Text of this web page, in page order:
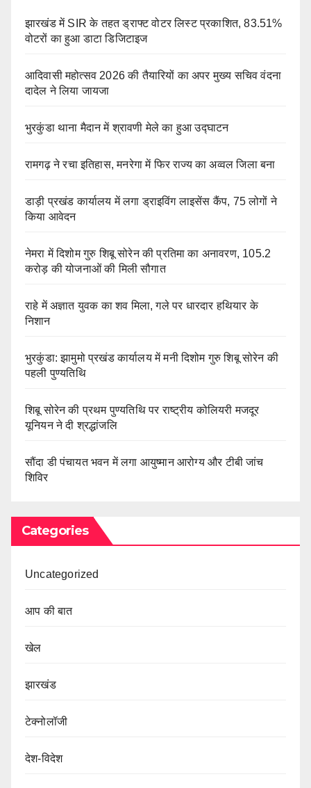
झारखंड में SIR के तहत ड्राफ्ट वोटर लिस्ट प्रकाशित, 83.51%
वोटरों का हुआ डाटा डिजिटाइज
आदिवासी महोत्सव 2026 की तैयारियों का अपर मुख्य सचिव वंदना
दादेल ने लिया जायजा
भुरकुंडा थाना मैदान में श्रावणी मेले का हुआ उद्घाटन
रामगढ़ ने रचा इतिहास, मनरेगा में फिर राज्य का अव्वल जिला बना
डाड़ी प्रखंड कार्यालय में लगा ड्राइविंग लाइसेंस कैंप, 75 लोगों ने
किया आवेदन
नेमरा में दिशोम गुरु शिबू सोरेन की प्रतिमा का अनावरण, 105.2
करोड़ की योजनाओं की मिली सौगात
राहे में अज्ञात युवक का शव मिला, गले पर धारदार हथियार के
निशान
भुरकुंडा: झामुमो प्रखंड कार्यालय में मनी दिशोम गुरु शिबू सोरेन की
पहली पुण्यतिथि
शिबू सोरेन की प्रथम पुण्यतिथि पर राष्ट्रीय कोलियरी मजदूर
यूनियन ने दी श्रद्धांजलि
सौंदा डी पंचायत भवन में लगा आयुष्मान आरोग्य और टीबी जांच
शिविर
Categories
Uncategorized
आप की बात
खेल
झारखंड
टेक्नोलॉजी
देश-विदेश